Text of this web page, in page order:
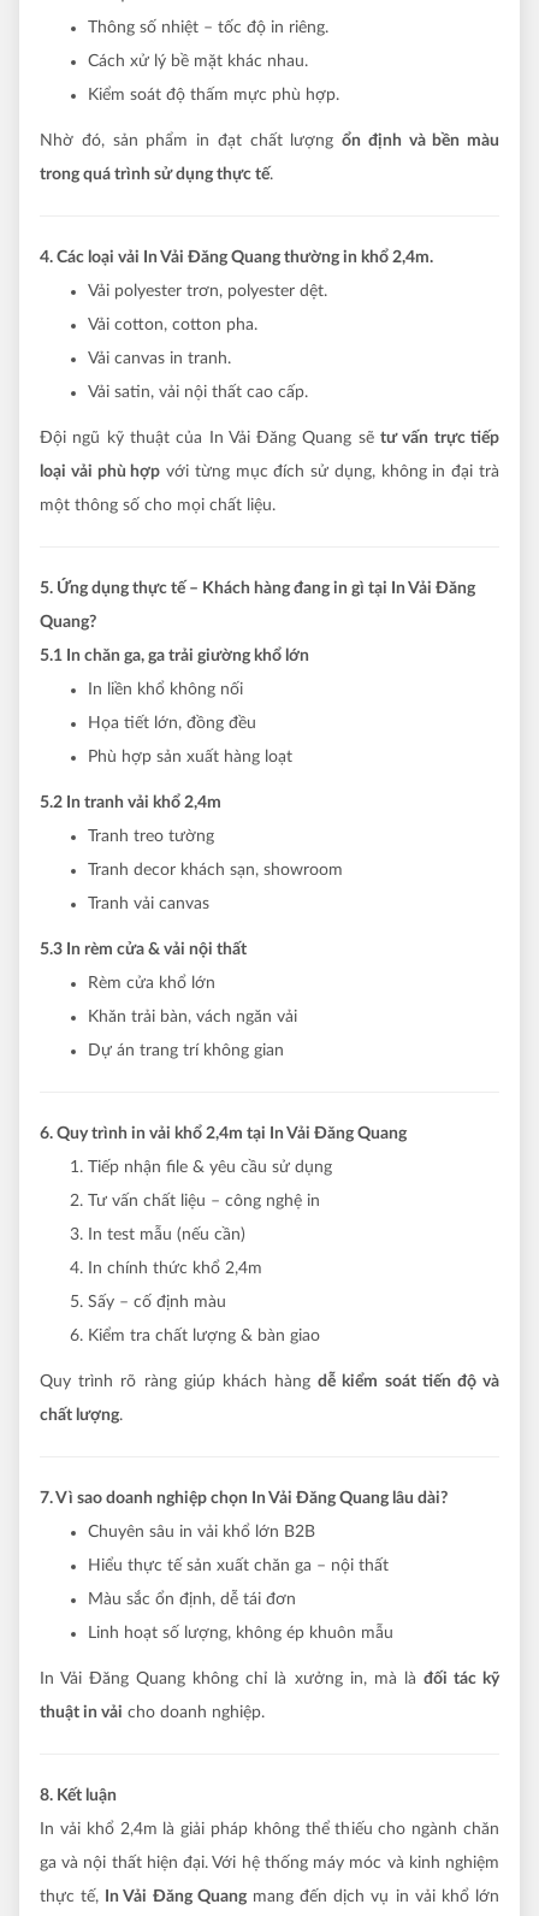
Thông số nhiệt – tốc độ in riêng.
Cách xử lý bề mặt khác nhau.
Kiểm soát độ thấm mực phù hợp.
Nhờ đó, sản phẩm in đạt chất lượng ổn định và bền màu
trong quá trình sử dụng thực tế.
4. Các loại vải In Vải Đăng Quang thường in khổ 2,4m.
Vải polyester trơn, polyester dệt.
Vải cotton, cotton pha.
Vải canvas in tranh.
Vải satin, vải nội thất cao cấp.
Đội ngũ kỹ thuật của In Vải Đăng Quang sẽtư vấn trực tiếp
loại vải phù hợp với từng mục đích sử dụng, không in đại trà
một thông số cho mọi chất liệu.
5. Ứng dụng thực tế – Khách hàng đang in gì tại In Vải Đăng
Quang?
5.1 In chăn ga, ga trải giường khổ lớn
In liền khổ không nối
Họa tiết lớn, đồng đều
Phù hợp sản xuất hàng loạt
5.2 In tranh vải khổ 2,4m
Tranh treo tường
Tranh decor khách sạn, showroom
Tranh vải canvas
5.3 In rèm cửa & vải nội thất
Rèm cửa khổ lớn
Khăn trải bàn, vách ngăn vải
Dự án trang trí không gian
6. Quy trình in vải khổ 2,4m tại In Vải Đăng Quang
Tiếp nhận file & yêu cầu sử dụng
Tư vấn chất liệu – công nghệ in
In test mẫu (nếu cần)
In chính thức khổ 2,4m
Sấy – cố định màu
Kiểm tra chất lượng & bàn giao
Quy trình rõ ràng giúp khách hàngdễ kiểm soát tiến độ và
chất lượng.
7. Vì sao doanh nghiệp chọn In Vải Đăng Quang lâu dài?
Chuyên sâu in vải khổ lớn B2B
Hiểu thực tế sản xuất chăn ga – nội thất
Màu sắc ổn định, dễ tái đơn
Linh hoạt số lượng, không ép khuôn mẫu
In Vải Đăng Quang không chỉ là xưởng in, mà là đối tác kỹ
thuật in vải cho doanh nghiệp.
8. Kết luận
In vải khổ 2,4m là giải pháp không thể thiếu cho ngành chăn
ga và nội thất hiện đại. Với hệ thống máy móc và kinh nghiệm
thực tế,
In Vải Đăng Quangmang đến dịch vụ in vải khổ lớn